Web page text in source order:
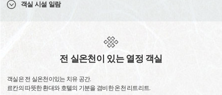
객실 시설 일람
전 실온천이 있는 열정 객실
객실은 전 실온천이있는 치유 공간.
료칸의 따뜻한 환대와 호텔의 기분을 겸비한 온천 리트리트.